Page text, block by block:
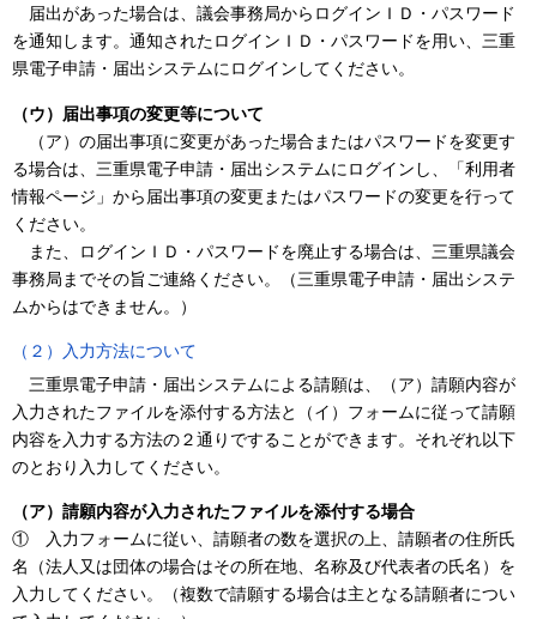
届出があった場合は、議会事務局からログインＩＤ・パスワード
を通知します。通知されたログインＩＤ・パスワードを用い、三重
県電子申請・届出システムにログインしてください。
（ウ）届出事項の変更等について
（ア）の届出事項に変更があった場合またはパスワードを変更す
る場合は、三重県電子申請・届出システムにログインし、「利用者
情報ページ」から届出事項の変更またはパスワードの変更を行って
ください。
また、ログインＩＤ・パスワードを廃止する場合は、三重県議会
事務局までその旨ご連絡ください。（三重県電子申請・届出システ
ムからはできません。）
（２）入力方法について
三重県電子申請・届出システムによる請願は、（ア）請願内容が
入力されたファイルを添付する方法と（イ）フォームに従って請願
内容を入力する方法の２通りですることができます。それぞれ以下
のとおり入力してください。
（ア）請願内容が入力されたファイルを添付する場合
① 入力フォームに従い、請願者の数を選択の上、請願者の住所氏
名（法人又は団体の場合はその所在地、名称及び代表者の氏名）を
入力してください。（複数で請願する場合は主となる請願者につい